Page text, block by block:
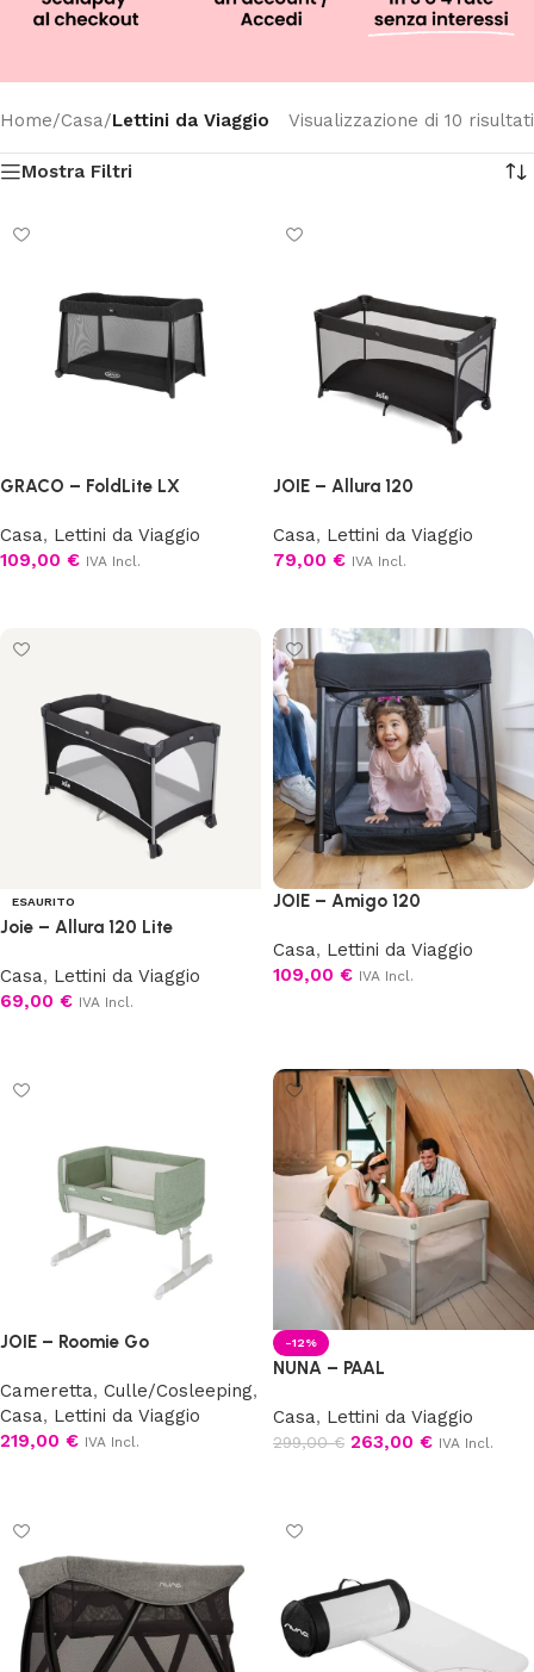
Home/Casa/Lettini da Viaggio Visualizzazione di 10 risultati
Mostra Filtri
GRACO – FoldLite LX
Casa, Lettini da Viaggio
109,00 € IVA Incl.
JOIE – Allura 120
Casa, Lettini da Viaggio
79,00 € IVA Incl.
ESAURITO
Joie – Allura 120 Lite
Casa, Lettini da Viaggio
69,00 € IVA Incl.
JOIE – Amigo 120
Casa, Lettini da Viaggio
109,00 € IVA Incl.
JOIE – Roomie Go
Cameretta, Culle/Cosleeping,
Casa, Lettini da Viaggio
219,00 € IVA Incl.
-12%
NUNA – PAAL
Casa, Lettini da Viaggio
299,00€ 263,00 € IVA Incl.